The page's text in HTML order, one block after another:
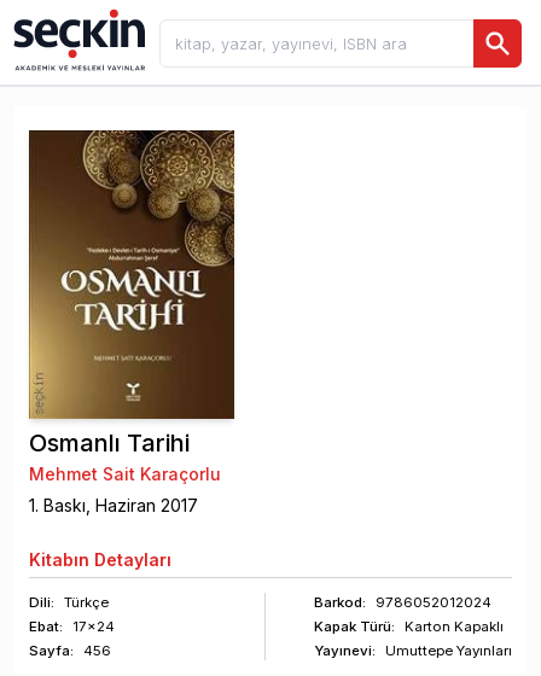
Osmanlı Tarihi
Mehmet Sait Karaçorlu
1. Baskı, Haziran 2017
Kitabın Detayları
Dili:
Türkçe
Ebat:
17x24
Sayfa: 456
Barkod:
9786052012024
Kapak Türü:
Karton Kapaklı
Yayınevi:
Umuttepe Yayınları